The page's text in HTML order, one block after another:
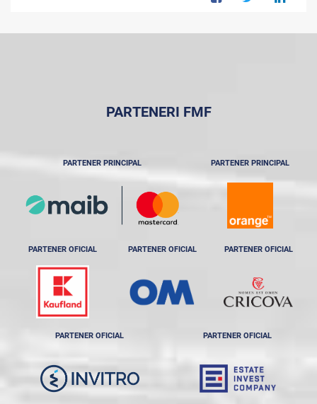
PARTENERI FMF
PARTENER PRINCIPAL PARTENER PRINCIPAL
PARTENER OFICIAL PARTENER OFICIAL PARTENER OFICIAL
PARTENER OFICIAL PARTENER OFICIAL